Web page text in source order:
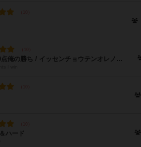
1,000,000,000,000,000点俺の勝ち / イッセンチョウテンオレノカチ
ハード